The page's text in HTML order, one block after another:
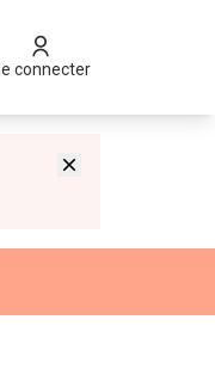
Se connecter